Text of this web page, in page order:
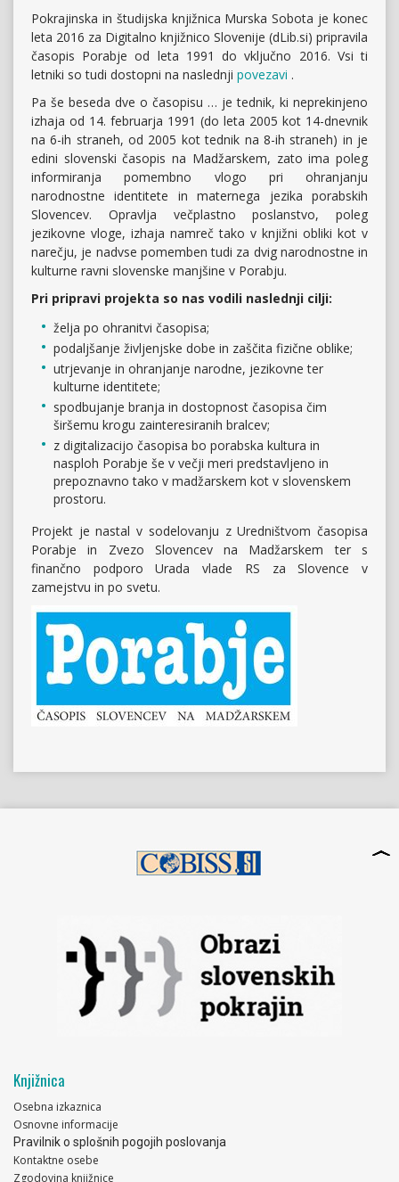
Pokrajinska in študijska knjižnica Murska Sobota je konec
leta 2016 za Digitalno knjižnico Slovenije (dLib.si) pripravila
časopis Porabje od leta 1991 do vključno 2016. Vsi ti
letniki so tudi dostopni na naslednji povezavi .
Pa še beseda dve o časopisu … je tednik, ki neprekinjeno
izhaja od 14. februarja 1991 (do leta 2005 kot 14-dnevnik
na 6-ih straneh, od 2005 kot tednik na 8-ih straneh) in je
edini slovenski časopis na Madžarskem, zato ima poleg
informiranja pomembno vlogo pri ohranjanju
narodnostne identitete in maternega jezika porabskih
Slovencev. Opravlja večplastno poslanstvo, poleg
jezikovne vloge, izhaja namreč tako v knjižni obliki kot v
narečju, je nadvse pomemben tudi za dvig narodnostne in
kulturne ravni slovenske manjšine v Porabju.
Pri pripravi projekta so nas vodili naslednji cilji:
želja po ohranitvi časopisa;
podaljšanje življenjske dobe in zaščita fizične oblike;
utrjevanje in ohranjanje narodne, jezikovne ter
kulturne identitete;
spodbujanje branja in dostopnost časopisa čim
širšemu krogu zainteresiranih bralcev;
z digitalizacijo časopisa bo porabska kultura in
nasploh Porabje še v večji meri predstavljeno in
prepoznavno tako v madžarskem kot v slovenskem
prostoru.
Projekt je nastal v sodelovanju z Uredništvom časopisa
Porabje in Zvezo Slovencev na Madžarskem ter s
finančno podporo Urada vlade RS za Slovence v
zamejstvu in po svetu.
Knjižnica
Osebna izkaznica
Osnovne informacije
Pravilnik o splošnih pogojih poslovanja
Kontaktne osebe
Zgodovina knjižnice